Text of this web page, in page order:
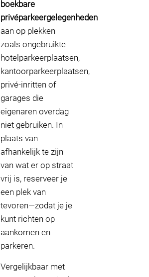
boekbare
privéparkeergelegenheden
aan op plekken
zoals ongebruikte
hotelparkeerplaatsen,
kantoorparkeerplaatsen,
privé-inritten of
garages die
eigenaren overdag
niet gebruiken. In
plaats van
afhankelijk te zijn
van wat er op straat
vrij is, reserveer je
een plek van
tevoren—zodat je je
kunt richten op
aankomen en
parkeren.
Vergelijkbaar met